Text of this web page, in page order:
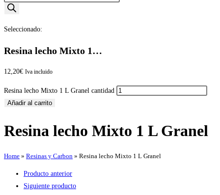
Seleccionado:
Resina lecho Mixto 1…
12,20€ Iva incluido
Resina lecho Mixto 1 L Granel cantidad
Añadir al carrito
Resina lecho Mixto 1 L Granel
Home » Resinas y Carbon » Resina lecho Mixto 1 L Granel
Producto anterior
Siguiente producto